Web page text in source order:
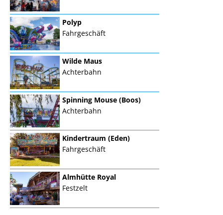
Polyp
Fahrgeschäft
Wilde Maus
Achterbahn
Spinning Mouse (Boos)
Achterbahn
Kindertraum (Eden)
Fahrgeschäft
Almhütte Royal
Festzelt